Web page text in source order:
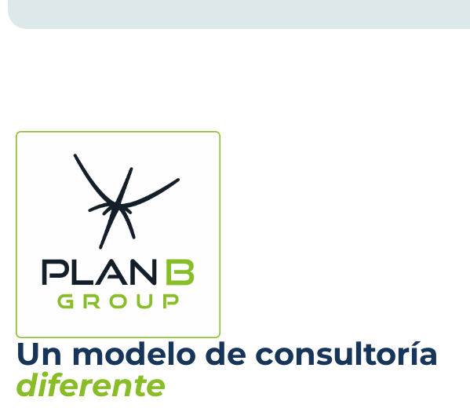
Un modelo de consultoría
diferente